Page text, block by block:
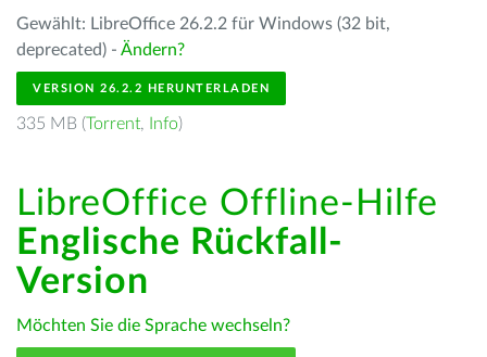
Gewählt: LibreOffice 26.2.2 für Windows (32 bit,
deprecated) - Ändern?
VERSION 26.2.2 HERUNTERLADEN
335 MB (Torrent, Info)
LibreOffice Offline-Hilfe
Englische Rückfall-
Version
Möchten Sie die Sprache wechseln?